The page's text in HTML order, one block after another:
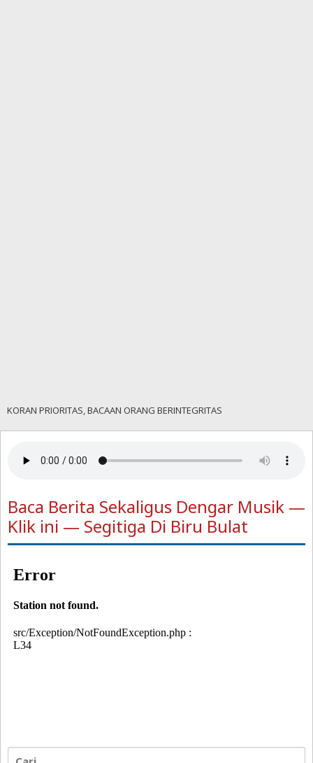
KORAN PRIORITAS, BACAAN ORANG BERINTEGRITAS
Baca Berita Sekaligus Dengar Musik —
Klik ini — Segitiga Di Biru Bulat
Cari